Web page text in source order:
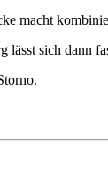
macht
sich